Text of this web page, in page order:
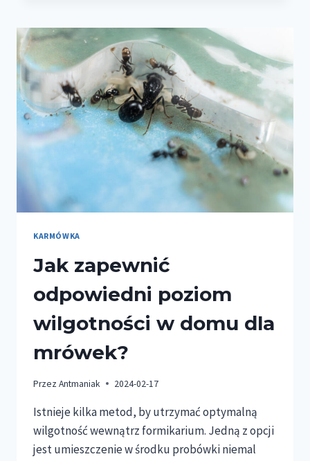
KARMÓWKA
Jak zapewnić
odpowiedni poziom
wilgotności w domu dla
mrówek?
Przez Antmaniak 2024-02-17
Istnieje kilka metod, by utrzymać optymalną
wilgotność wewnątrz formikarium. Jedną z opcji
jest umieszczenie w środku probówki niemal